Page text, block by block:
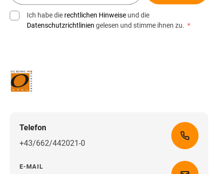
Ich habe die rechtlichen Hinweise und die
Datenschutzrichtlinien gelesen und stimme ihnen zu. *
Telefon
+43/662/442021-0
E-MAIL